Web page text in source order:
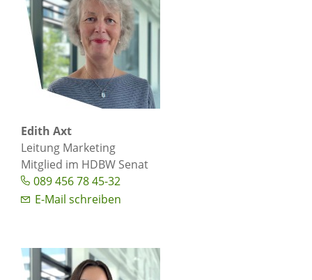
Edith Axt
Leitung Marketing
Mitglied im HDBW Senat
089 456 78 45-32
E-Mail schreiben